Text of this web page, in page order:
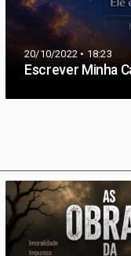
20/10/2022 • 18:23
Escrever Minha